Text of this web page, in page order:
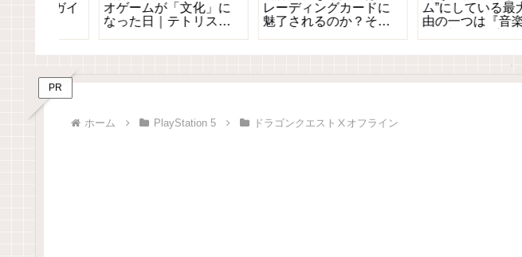
生まれた1983年とは？
ゲーム業界の崩壊と革
限界」を壊したゲーム
──スーパードンキーコ
ンターストーリーズ1の
魅力とは？今こそ遊び
PR
ホーム PlayStation 5 ドラゴンクエストⅩオフライン